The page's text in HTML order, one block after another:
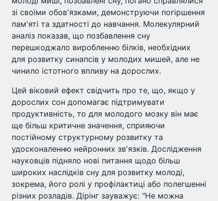
зі своїми обов'язками, демонструючи погіршення
пам'яті та здатності до навчання. Молекулярний
аналіз показав, що позбавлення сну
перешкоджало виробленню білків, необхідних
для розвитку синапсів у молодих мишей, але не
чинило істотного впливу на дорослих.
Цей віковий ефект свідчить про те, що, якщо у
дорослих сон допомагає підтримувати
продуктивність, то для молодого мозку він має
ще більш критичне значення, сприяючи
постійному структурному розвитку та
удосконаленню нейронних зв'язків. Дослідження
науковців підняло нові питання щодо більш
широких наслідків сну для розвитку молоді,
зокрема, його ролі у профілактиці або полегшенні
різних розладів. Дірінг зауважує: "Не можна